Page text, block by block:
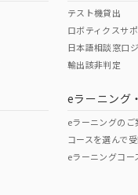
テスト機貸出
ロボティクスサ
日本語相談窓口
輸出該非判定
eラーニング
eラーニングのご
コースを選んで
eラーニングコー